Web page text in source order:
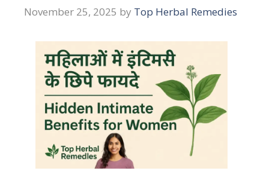
November 25, 2025 by Top Herbal Remedies